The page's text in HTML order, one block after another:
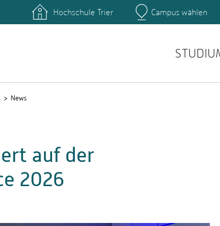
Rechenzentrum
Hochschule Trier Campus wählen
News
auf der
2026